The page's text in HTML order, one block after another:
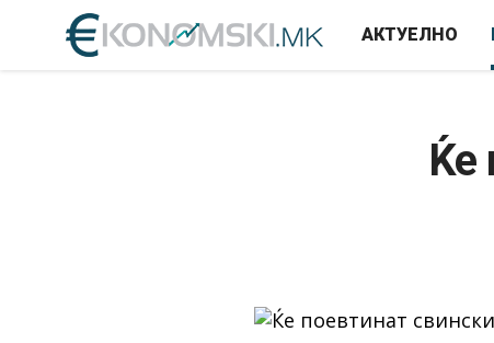
АКТУЕЛНО
Ќе